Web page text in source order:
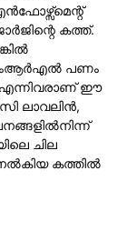
കത്ത്.
പണം
എന്നിവരാണ് ഈ
ലാവലിന്‍,
ചില
നല്‍കിയ കത്തില്‍